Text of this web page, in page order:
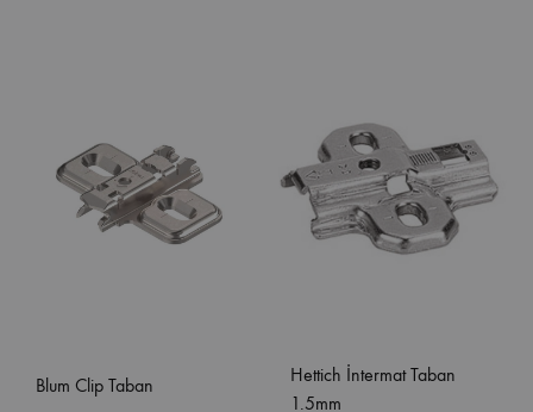
Blum Clip Taban
Hettich İntermat Taban
1.5mm